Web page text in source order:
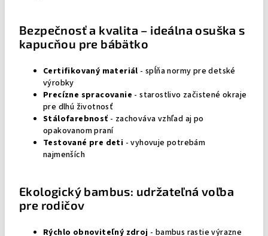
Bezpečnosť a kvalita – ideálna osuška s
kapucňou pre bábätko
Certifikovaný materiál - spĺňa normy pre detské
výrobky
Precízne spracovanie - starostlivo začistené okraje
pre dlhú životnosť
Stálofarebnosť - zachováva vzhľad aj po
opakovanom praní
Testované pre deti - vyhovuje potrebám
najmenších
Ekologický bambus: udržateľná voľba
pre rodičov
Rýchlo obnoviteľný zdroj - bambus rastie výrazne